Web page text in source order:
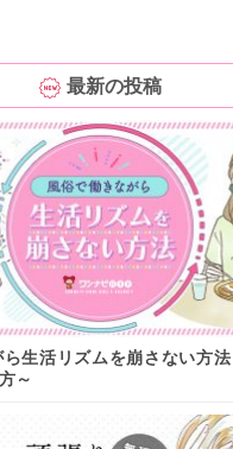
最新の投稿
生活リズムを崩さない方
～